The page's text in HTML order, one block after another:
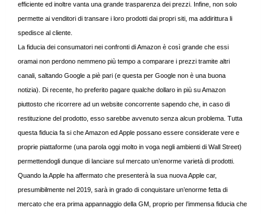
efficiente ed inoltre vanta una grande trasparenza dei prezzi. Infine, non solo
permette ai venditori di transare i loro prodotti dai propri siti, ma addirittura li
spedisce al cliente.
La fiducia dei consumatori nei confronti di Amazon è così grande che essi
oramai non perdono nemmeno più tempo a comparare i prezzi tramite altri
canali, saltando Google a piè pari (e questa per Google non è una buona
notizia). Di recente, ho preferito pagare qualche dollaro in più su Amazon
piuttosto che ricorrere ad un website concorrente sapendo che, in caso di
restituzione del prodotto, esso sarebbe avvenuto senza alcun problema. Tutta
questa fiducia fa si che Amazon ed Apple possano essere considerate vere e
proprie piattaforme (una parola oggi molto in voga negli ambienti di Wall Street)
permettendogli dunque di lanciare sul mercato un’enorme varietà di prodotti.
Quando la Apple ha affermato che presenterà la sua nuova Apple car,
presumibilmente nel 2019, sarà in grado di conquistare un’enorme fetta di
mercato che era prima appannaggio della GM, proprio per l’immensa fiducia che